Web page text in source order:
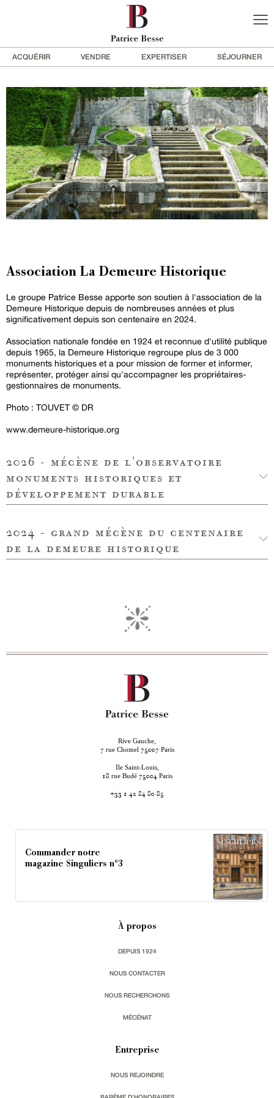
ACQUÉRIR VENDRE EXPERTISER SÉJOURNER
Association La Demeure Historique
Le groupe Patrice Besse apporte son soutien à l'association de la
Demeure Historique depuis de nombreuses années et plus
significativement depuis son centenaire en 2024.
Association nationale fondée en 1924 et reconnue d'utilité publique
depuis 1965, la Demeure Historique regroupe plus de 3 000
monuments historiques et a pour mission de former et informer,
représenter, protéger ainsi qu'accompagner les propriétaires-
gestionnaires de monuments.
Photo : TOUVET © DR
www.demeure-historique.org
2026 - mécène de l'observatoire
monuments historiques et
développement durable
2024 - grand mécène du centenaire
de la demeure historique
Rive Gauche,
7 rue Chomel 75007 Paris
Ile Saint-Louis,
18 rue Budé 75004 Paris
+33 1 42 84 80 85
Commander notre
magazine Singuliers n°3
À propos
DEPUIS 1924
NOUS CONTACTER
NOUS RECHERCHONS
MÉCÉNAT
Entreprise
NOUS REJOINDRE